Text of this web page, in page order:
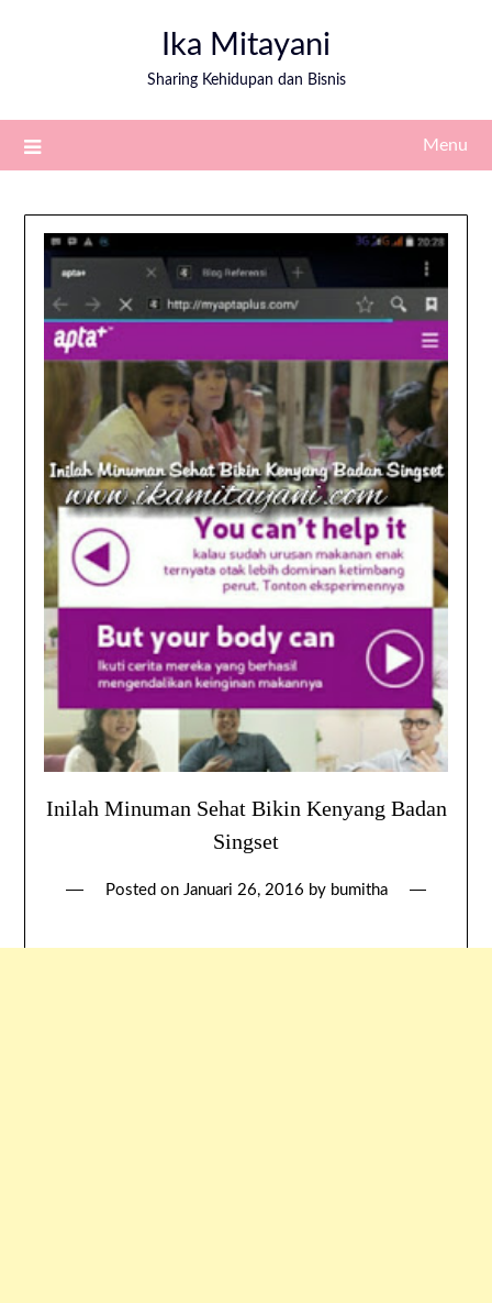
Ika Mitayani
Sharing Kehidupan dan Bisnis
Menu
Inilah Minuman Sehat Bikin Kenyang Badan
Singset
Posted on Januari 26, 2016 by bumitha